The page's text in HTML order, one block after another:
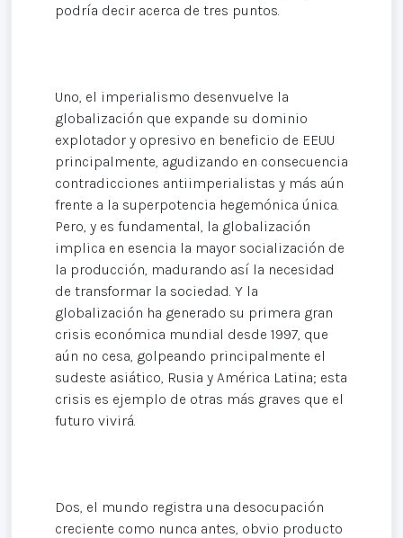
podría decir acerca de tres puntos.
Uno, el imperialismo desenvuelve la
globalización que expande su dominio
explotador y opresivo en beneficio de EEUU
principalmente, agudizando en consecuencia
contradicciones antiimperialistas y más aún
frente a la superpotencia hegemónica única.
Pero, y es fundamental, la globalización
implica en esencia la mayor socialización de
la producción, madurando así la necesidad
de transformar la sociedad. Y la
globalización ha generado su primera gran
crisis económica mundial desde 1997, que
aún no cesa, golpeando principalmente el
sudeste asiático, Rusia y América Latina; esta
crisis es ejemplo de otras más graves que el
futuro vivirá.
Dos, el mundo registra una desocupación
creciente como nunca antes, obvio producto